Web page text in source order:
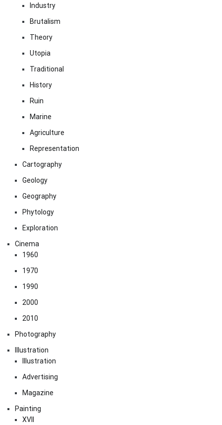
Industry
Brutalism
Theory
Utopia
Traditional
History
Ruin
Marine
Agriculture
Representation
Cartography
Geology
Geography
Phytology
Exploration
Cinema
1960
1970
1990
2000
2010
Photography
Illustration
Illustration
Advertising
Magazine
Painting
XVII